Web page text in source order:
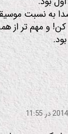
به نسبت
کن! و مهم تر از